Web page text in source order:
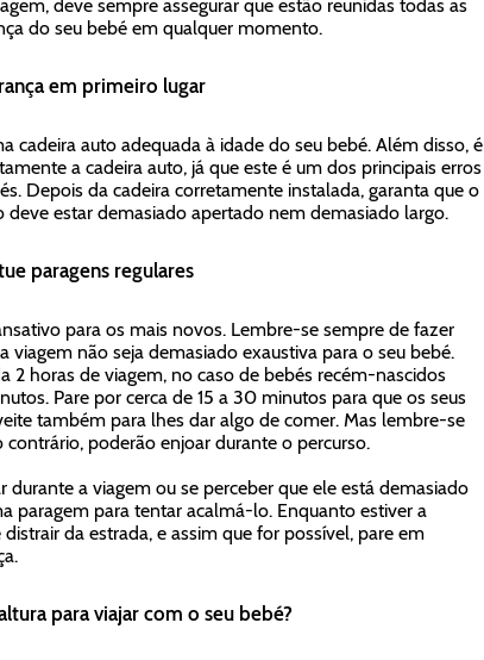
deve sempre assegurar que estão reunidas todas as
do seu bebé em qualquer momento.
em primeiro lugar
cadeira auto adequada à idade do seu bebé. Além disso, é
a cadeira auto, já que este é um dos principais erros
Depois da cadeira corretamente instalada, garanta que o
estar demasiado apertado nem demasiado largo.
paragens regulares
para os mais novos. Lembre-se sempre de fazer
viagem não seja demasiado exaustiva para o seu bebé.
2 horas de viagem, no caso de bebés recém-nascidos
Pare por cerca de 15 a 30 minutos para que os seus
também para lhes dar algo de comer. Mas lembre-se
poderão enjoar durante o percurso.
durante a viagem ou se perceber que ele está demasiado
paragem para tentar acalmá-lo. Enquanto estiver a
da estrada, e assim que for possível, pare em
para viajar com o seu bebé?